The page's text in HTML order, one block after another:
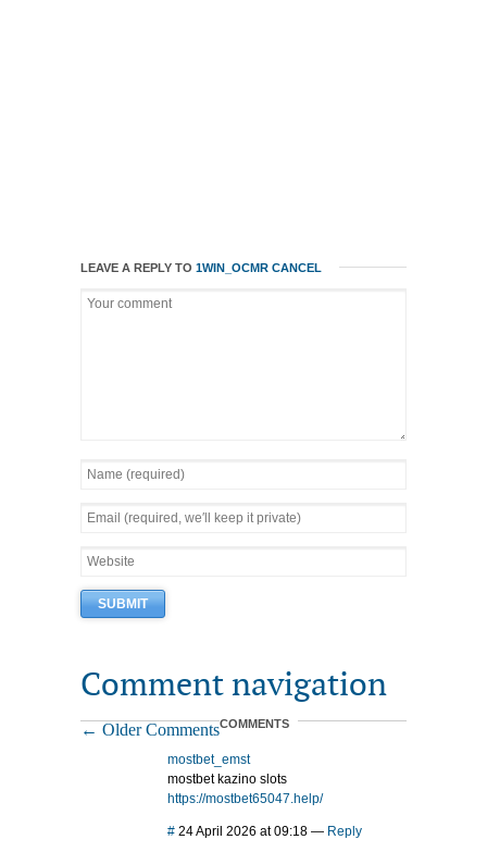
LEAVE A REPLY TO 1WIN_OCMR CANCEL
Comment navigation
← Older CommentsCOMMENTS
mostbet_emst
mostbet kazino slots
https://mostbet65047.help/
# 24 April 2026 at 09:18 — Reply